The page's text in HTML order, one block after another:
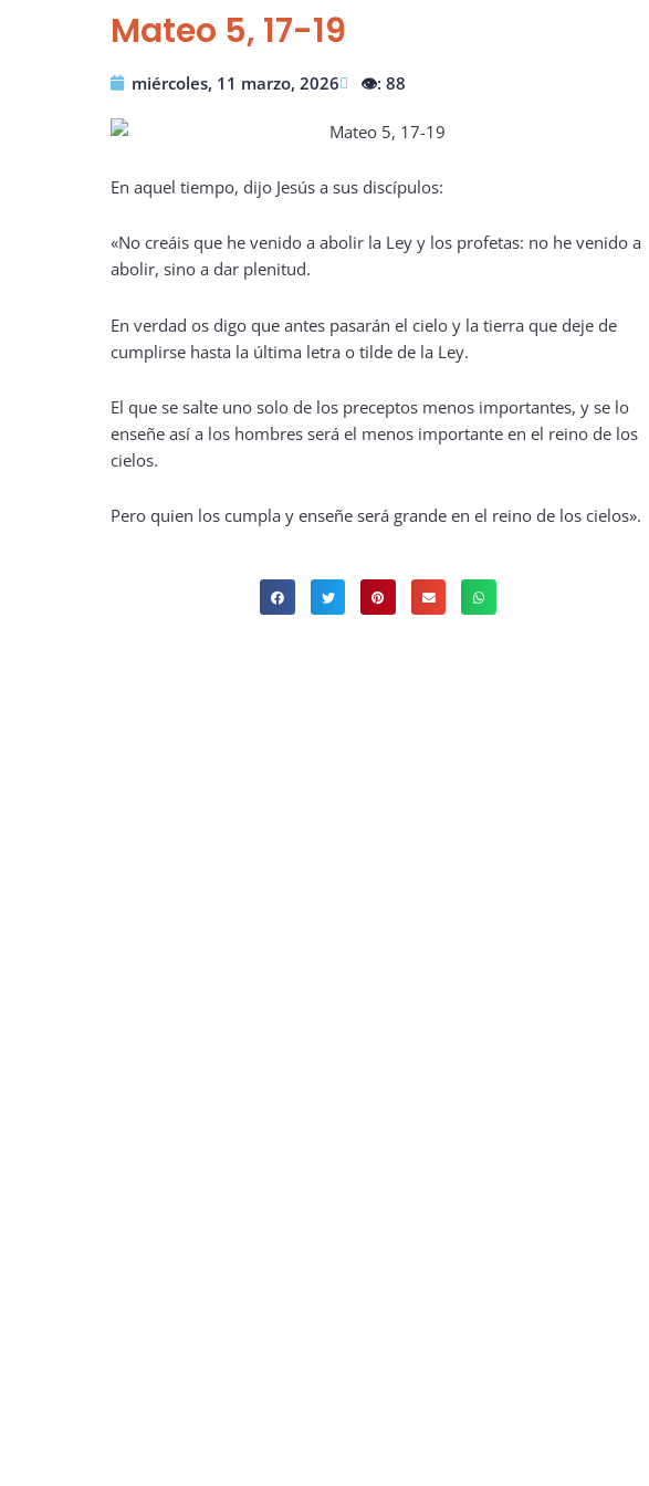
Mateo 5, 17-19
miércoles, 11 marzo, 2026 👁️: 88
En aquel tiempo, dijo Jesús a sus discípulos:
«No creáis que he venido a abolir la Ley y los profetas: no he venido a
abolir, sino a dar plenitud.
En verdad os digo que antes pasarán el cielo y la tierra que deje de
cumplirse hasta la última letra o tilde de la Ley.
El que se salte uno solo de los preceptos menos importantes, y se lo
enseñe así a los hombres será el menos importante en el reino de los
cielos.
Pero quien los cumpla y enseñe será grande en el reino de los cielos».